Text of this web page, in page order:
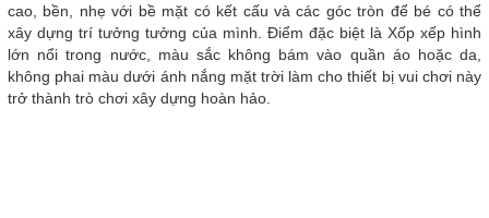
cao, bền, nhẹ với bề mặt có kết cấu và các góc tròn để bé có thể
xây dựng trí tưởng tưởng của mình. Điểm đặc biệt là Xốp xếp hình
lớn nổi trong nước, màu sắc không bám vào quần áo hoặc da,
không phai màu dưới ánh nắng mặt trời làm cho thiết bị vui chơi này
trở thành trò chơi xây dựng hoàn hảo.